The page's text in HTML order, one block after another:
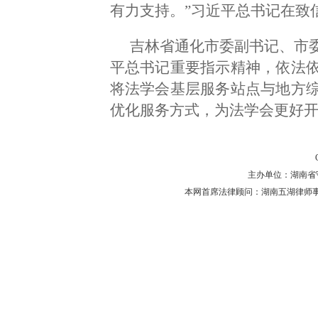
有力支持。”习近平总书记在致
吉林省通化市委副书记、市
平总书记重要指示精神，依法
将法学会基层服务站点与地方
优化服务方式，为法学会更好
主办单位：湖南省
本网首席法律顾问：湖南五湖律师